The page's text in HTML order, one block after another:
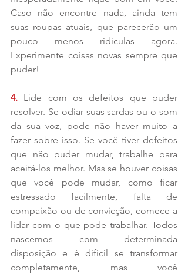
Caso não encontre nada, ainda tem
suas roupas atuais, que parecerão um
pouco menos ridículas agora.
Experimente coisas novas sempre que
puder!
4. Lide com os defeitos que puder
resolver. Se odiar suas sardas ou o som
da sua voz, pode não haver muito a
fazer sobre isso. Se você tiver defeitos
que não puder mudar, trabalhe para
aceitá-los melhor. Mas se houver coisas
que você pode mudar, como ficar
estressado facilmente, falta de
compaixão ou de convicção, comece a
lidar com o que pode trabalhar. Todos
nascemos com determinada
disposição e é difícil se transformar
completamente, mas você